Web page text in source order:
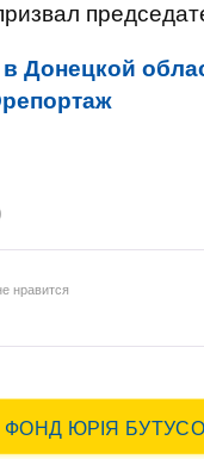
Донецкой
нравится